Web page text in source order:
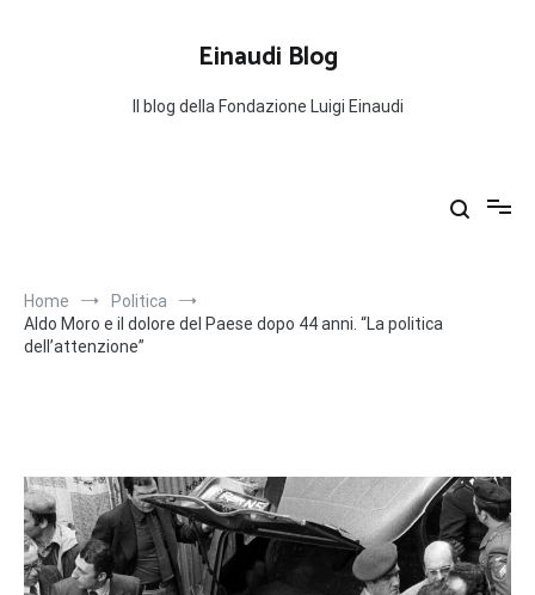
Einaudi Blog
Il blog della Fondazione Luigi Einaudi
Home
Politica
Aldo Moro e il dolore del Paese dopo 44 anni. “La politica
dell’attenzione”